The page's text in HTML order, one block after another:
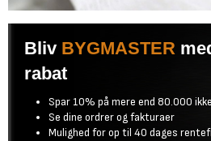
Bliv BYGMASTER
rabat
Spar 10% på mere end 80.000
Se dine ordrer og fakturaer
Mulighed for op til 40 dages